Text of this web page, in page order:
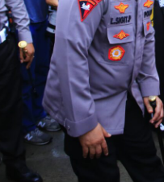
a
s
y
r
a
k
a
t
P
u